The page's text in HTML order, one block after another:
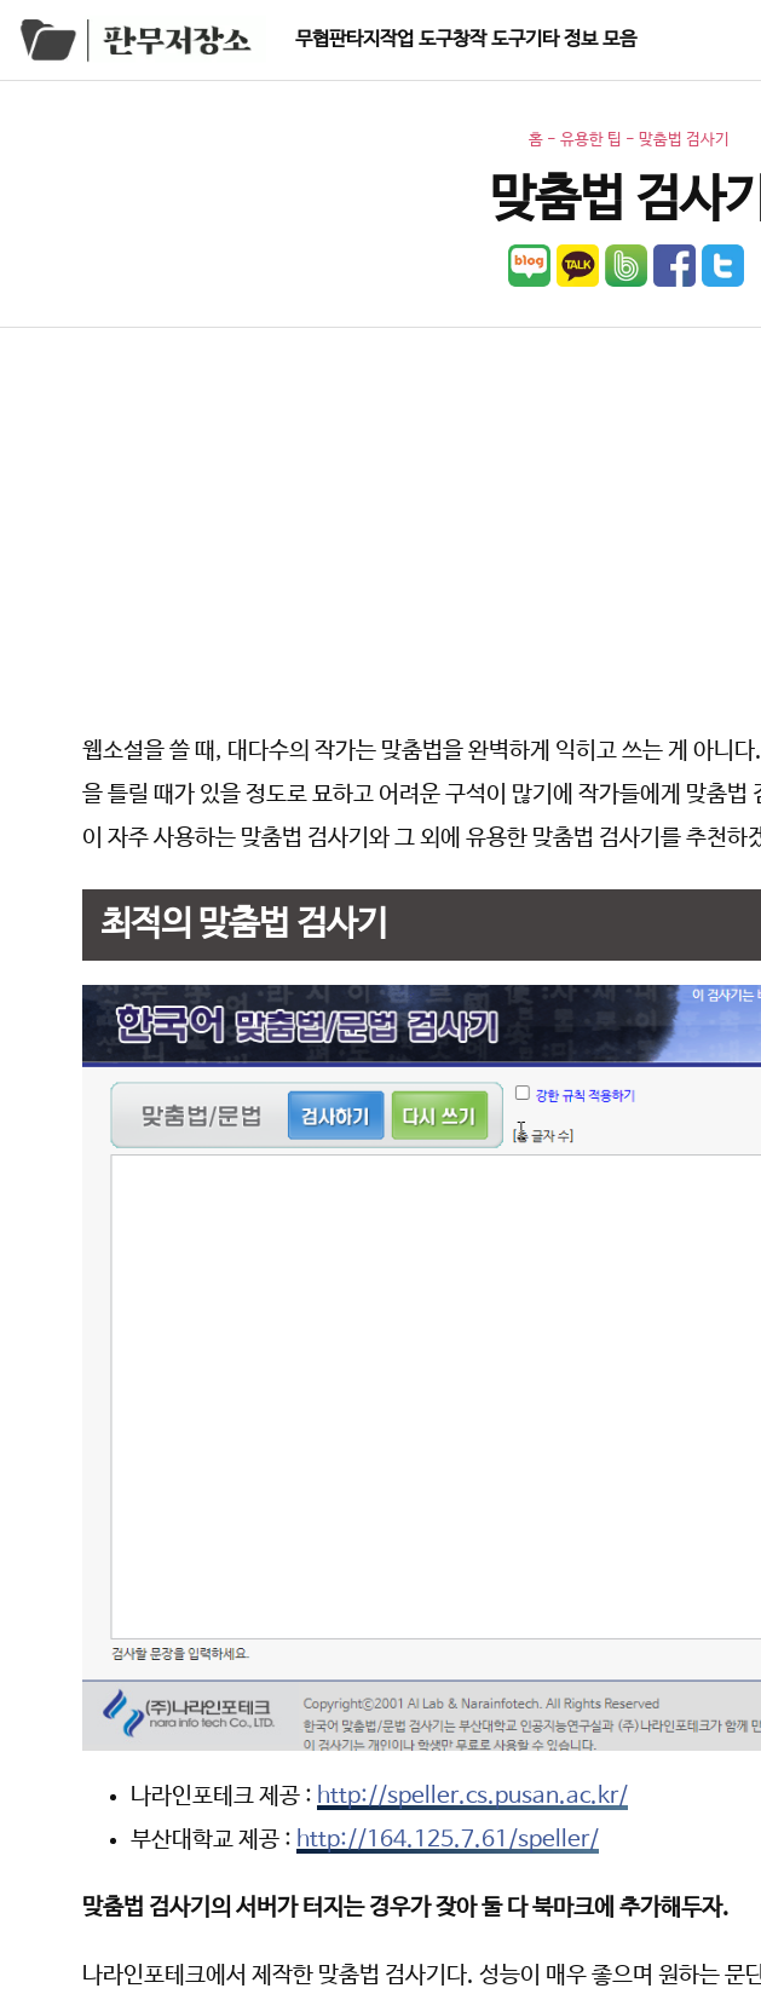
Skip to content
무협판타지작업 도구창작 도구기타 정보 모음
홈 - 유용한 팁 - 맞춤법 검사기
맞춤법 검사기
웹소설을 쓸 때, 대다수의 작가는 맞춤법을 완벽하게 익히고 쓰는 게 아니
을 틀릴 때가 있을 정도로 묘하고 어려운 구석이 많기에 작가들에게 맞춤법
이 자주 사용하는 맞춤법 검사기와 그 외에 유용한 맞춤법 검사기를 추천하
최적의 맞춤법 검사기
나라인포테크 제공 : http://speller.cs.pusan.ac.kr/
부산대학교 제공 : http://164.125.7.61/speller/
맞춤법 검사기의 서버가 터지는 경우가 잦아 둘 다 북마크에 추가해두자.
나라인포테크에서 제작한 맞춤법 검사기다. 성능이 매우 좋으며 원하는 문